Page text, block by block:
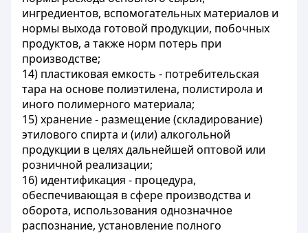
ингредиентов, вспомогательных материалов и
нормы выхода готовой продукции, побочных
продуктов, а также норм потерь при
производстве;
14) пластиковая емкость - потребительская
тара на основе полиэтилена, полистирола и
иного полимерного материала;
15) хранение - размещение (складирование)
этилового спирта и (или) алкогольной
продукции в целях дальнейшей оптовой или
розничной реализации;
16) идентификация - процедура,
обеспечивающая в сфере производства и
оборота, использования однозначное
распознание, установление полного